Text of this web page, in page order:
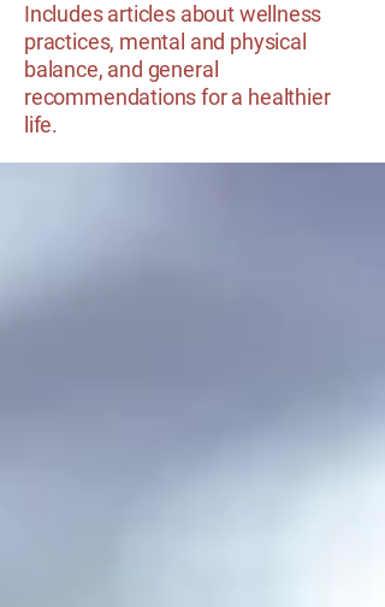
Includes articles about wellness
practices, mental and physical
balance, and general
recommendations for a healthier
life.